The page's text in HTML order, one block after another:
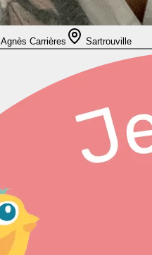
Agnès Carrières Sartrouville